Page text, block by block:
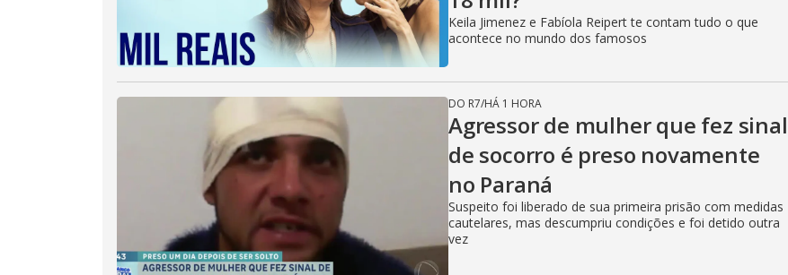
Keila Jimenez e Fabíola Reipert te contam tudo o que
acontece no mundo dos famosos
DO R7/HÁ 1 HORA
Agressor de mulher que fez sinal
de socorro é preso novamente
no Paraná
Suspeito foi liberado de sua primeira prisão com medidas
cautelares, mas descumpriu condições e foi detido outra
vez